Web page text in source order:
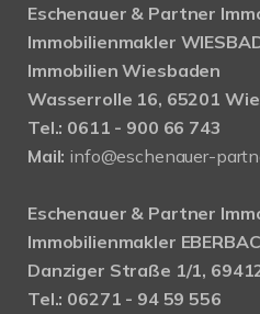
Eschenauer & Partner
Immobilienmakler
Immobilien Wiesbaden
Wasserrolle 16, 65201
Tel.: 0611 - 900 66 743
Mail: info@eschenauer-
Eschenauer & Partner
Immobilienmakler
Danziger Straße 1/1,
Tel.: 06271 - 94 59 556